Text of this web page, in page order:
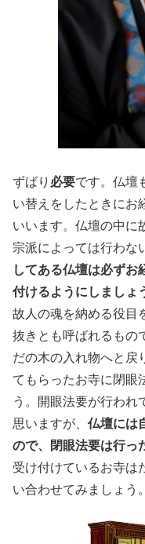
ずばり 必要です。仏壇
い替えをしたときにお
いいます。仏壇の中に
宗派によっては行わな
してある仏壇は必ずお
付けるようにしましょ
故人の魂を納める役目
抜きとも呼ばれるもの
だの木の入れ物へと戻
てもらったお寺に閉眼
う。開眼法要が行われ
思いますが、 仏壇には
ので、閉眼法要は行っ
受け付けているお寺は
い合わせてみましょう。